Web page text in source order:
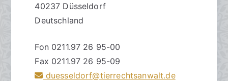
40237 Düsseldorf
Deutschland
Fon 0211.97 26 95-00
Fax 0211.97 26 95-09
duesseldorf@tierrechtsanwalt.de